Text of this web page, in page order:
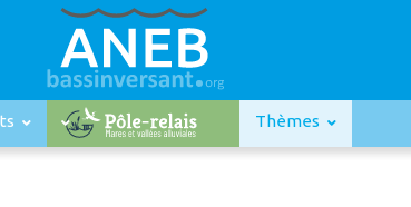
Thèmes